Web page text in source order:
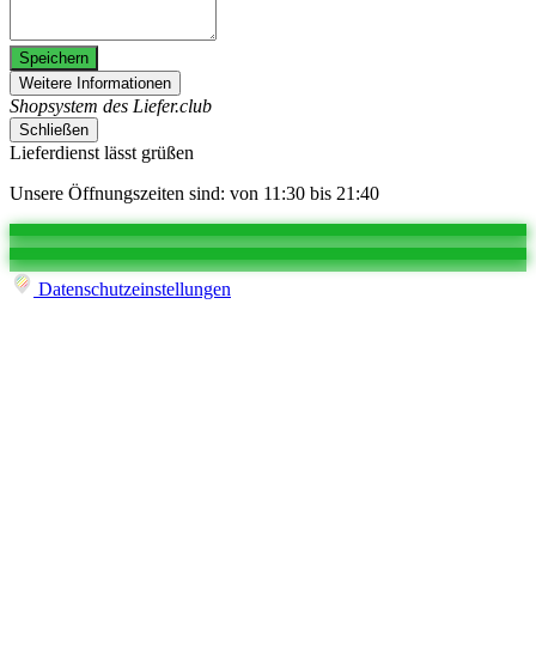
Speichern
Weitere Informationen
Shopsystem des Liefer.club
Schließen
Lieferdienst lässt grüßen
Unsere Öffnungszeiten sind: von 11:30 bis 21:40
Datenschutzeinstellungen